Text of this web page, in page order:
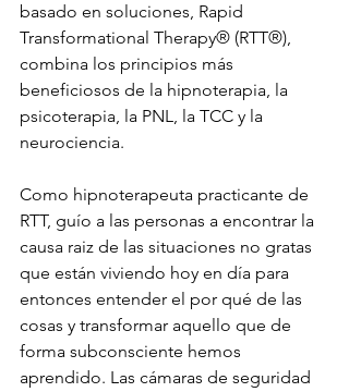
basado en soluciones, Rapid
Transformational Therapy® (RTT®),
combina los principios más
beneficiosos de la hipnoterapia, la
psicoterapia, la PNL, la TCC y la
neurociencia.
Como hipnoterapeuta practicante de
RTT, guío a las personas a encontrar la
causa raiz de las situaciones no gratas
que están viviendo hoy en día para
entonces entender el por qué de las
cosas y transformar aquello que de
forma subconsciente hemos
aprendido. Las cámaras de seguridad